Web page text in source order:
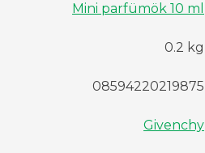
Mini parfümök 10 ml
0.2 kg
08594220219875
Givenchy